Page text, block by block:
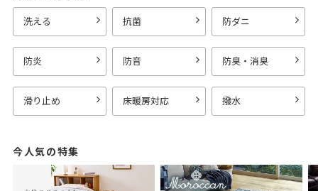
洗える 抗菌 防ダニ
防炎 防音 防臭・消臭
滑り止め 床暖房対応 撥水
今人気の特集